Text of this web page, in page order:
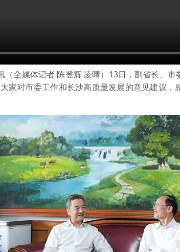
（全媒体记者 陈登辉 凌晴）13日，副省长、
家对市委工作和长沙高质量发展的意见建议，